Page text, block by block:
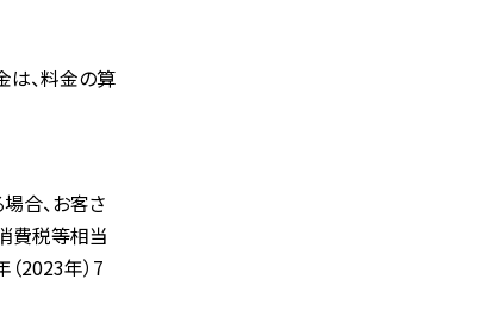
、料金の算
合、お客さ
費税等相当
2023年）7